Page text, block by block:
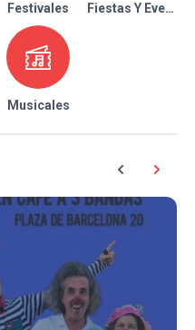
Festivales Fiestas Y Eventos
Musicales